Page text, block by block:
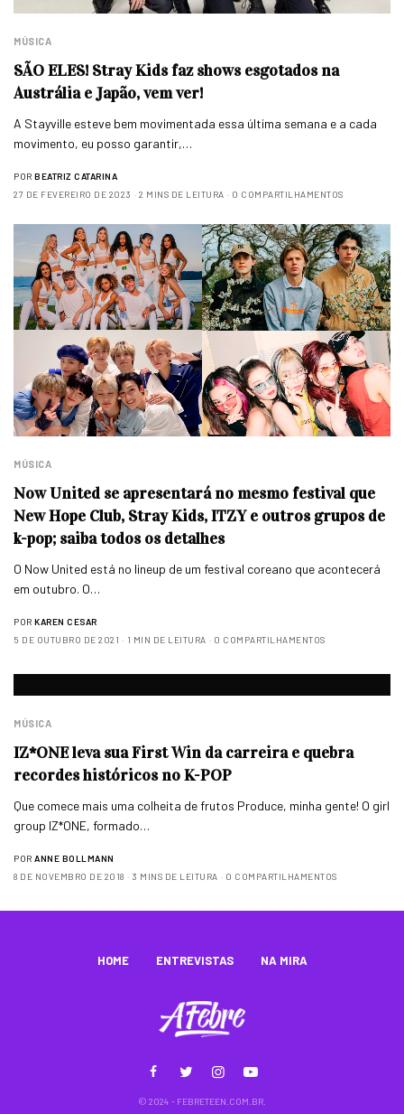
MÚSICA
SÃO ELES! Stray Kids faz shows esgotados na
Austrália e Japão, vem ver!
A Stayville esteve bem movimentada essa última semana e a cada
movimento, eu posso garantir,…
POR BEATRIZ CATARINA
27 DE FEVEREIRO DE 2023
2 MINS DE LEITURA 0 COMPARTILHAMENTOS
MÚSICA
Now United se apresentará no mesmo festival que
New Hope Club, Stray Kids, ITZY e outros grupos de
k-pop; saiba todos os detalhes
O Now United está no lineup de um festival coreano que acontecerá
em outubro. O…
POR KAREN CESAR
5 DE OUTUBRO DE 2021
1 MIN DE LEITURA 0 COMPARTILHAMENTOS
MÚSICA
IZ*ONE leva sua First Win da carreira e quebra
recordes históricos no K-POP
Que comece mais uma colheita de frutos Produce, minha gente! O girl
group IZ*ONE, formado…
POR ANNE BOLLMANN
8 DE NOVEMBRO DE 2018
3 MINS DE LEITURA 0 COMPARTILHAMENTOS
HOME ENTREVISTAS NA MIRA
© 2024 - FEBRETEEN.COM.BR.